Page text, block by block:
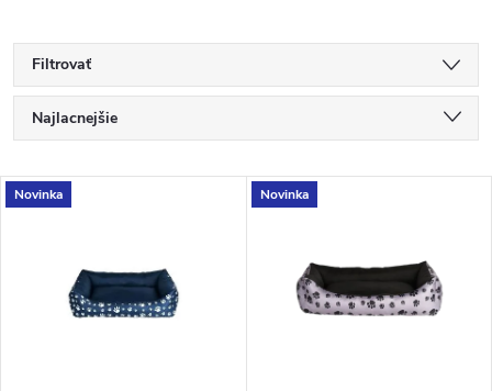
Filtrovať
R
a
Najlacnejšie
Najpredávanejšie
V
Novinka Novinka